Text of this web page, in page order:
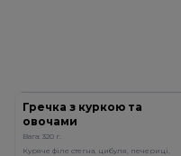
Гречка з куркою та
овочами
Вага: 320 г.
Куряче філе стегна, цибуля, печериці,